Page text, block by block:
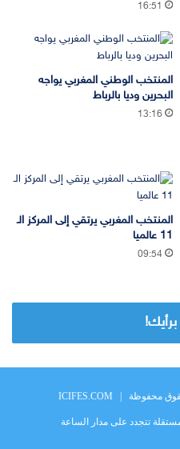
16:51
المنتخب الوطني المغربي يواجه
البحرين وديا بالرباط
13:16
المنتخب المغربي يرتقي إلى المركز الـ
11 عالميا
09:54
برأيك!
ICIFES.COM